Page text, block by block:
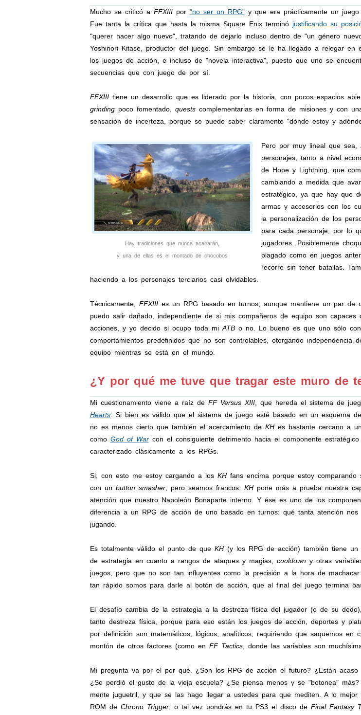
Mucho se criticó a FFXIIIpor "no ser un RPG"y que era prácticamente un juego
Fue tanta la crítica que hasta la misma Square Enix terminó justificando su
"querer hacer algo nuevo", tratando de dejarlo incluso dentro de "un género
Yoshinori Kitase, productor del juego. Sin embargo se le ha llegado a relegar en
los juegos de acción, e incluso de "novela interactiva", puesto que uno se
secuencias que con juego de por sí.
FFXIIItiene un desarrollo que es liderado por la historia, con pocos espacios
grindingpoco fomentado, questscomplementarias en forma de misiones y con
sensación de incerteza, porque se puede saber claramente "dónde estoy y
Hay tradiciones que nunca acabarán,
y una de ellas es el montado de chocobos
Pero por muy lineal que sea,
personajes, tanto a nivel
de Hope y Lightning, que
cambiando a medida que
estratégico, ya que hay que
armas y accesorios con los
la personalización de los
para cada personaje, por lo
jugadores. Posiblemente
plagado como en juegos
recorre sin tener batallas.
haciendo a los personajes terciarios casi olvidables.
Técnicamente, FFXIIIes un RPG basado en turnos, aunque mantiene un par de
puedo salir dañado, independiente de si mis compañeros de equipo son
acciones, y yo decido si ocupo toda mi ATBo no. Lo bueno es que uno sólo
comportamientos predefinidos que no son controlables, otorgando
equipo mientras se está en el mundo.
¿Y por qué me tuve que tragar este muro de
Mi cuestionamiento viene a raíz de FF Versus XIII, que hereda el sistema de
Hearts. Si bien es válido que el sistema de juego esté basado en un esquema
no es menos cierto que también el acercamiento de KHes bastante cercano a
como God of Warcon el consiguiente detrimento hacia el componente
caracterizado clásicamente a los RPGs.
Si, con esto me estoy cargando a los KHfans encima porque estoy comparando
con un button smasher, pero seamos francos: KHpone más a prueba nuestra
atención que nuestro Napoleón Bonaparte interno. Y ése es uno de los
diferencia a un RPG de acción de uno basado en turnos: qué tanta atención nos
jugando.
Es totalmente válido el punto de que KH(y los RPG de acción) también tiene un
de estrategia en cuanto a rangos de ataques y magias, cooldowny otras
juegos, pero que no son tan influyentes como la precisión a la hora de
tan rápido somos para darle al botón de acción, que al final del juego termina
El desafío cambia de la estrategia a la destreza física del jugador (o de su
tanto destreza física, porque para eso están los juegos de acción, deportes y
por definición son matemáticos, lógicos, analíticos, requiriendo que saquemos en
montón de otros factores (como en FF Tactics, donde las variables son
Mi pregunta va por el por qué. ¿Son los RPG de acción el futuro? ¿Están
¿Se perdió el gusto de la vieja escuela? ¿Se piensa menos y se "botonea"
mente juguetril, y que se las hago llegar a ustedes para que mediten. A lo
ROM de Chrono Trigger, o tal vez pondrás en tu PS3 el disco de Final Fantasy